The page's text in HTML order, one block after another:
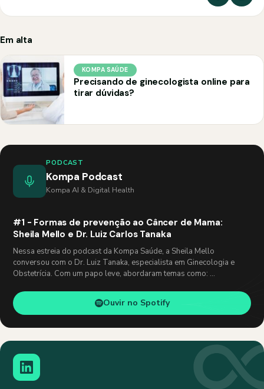
Em alta
KOMPA SAÚDE
Precisando de ginecologista online para
tirar dúvidas?
PODCAST
Kompa Podcast
Kompa AI & Digital Health
#1 - Formas de prevenção ao Câncer de Mama:
Sheila Mello e Dr. Luiz Carlos Tanaka
Nessa estreia do podcast da Kompa Saúde, a Sheila Mello
conversou com o Dr. Luiz Tanaka, especialista em Ginecologia e
Obstetrícia. Com um papo leve, abordaram temas como: …
Ouvir no Spotify